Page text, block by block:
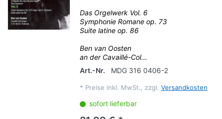
Das Orgelwerk Vol. 6
Symphonie Romane op. 73
Suite latine op. 86
Ben van Oosten
an der Cavaillé-Col...
Art.-Nr.
MDG 316 0406-2
* Preise inkl. MwSt., zzgl. Versandkosten
sofort lieferbar